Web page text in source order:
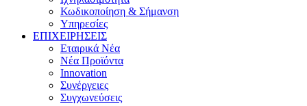
Κωδικοποίηση & Σήμανση
Υπηρεσίες
ΕΠΙΧΕΙΡΗΣΕΙΣ
Εταιρικά Νέα
Νέα Προϊόντα
Innovation
Συνέργειες
Συγχωνεύσεις